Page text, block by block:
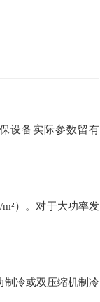
设备实际参数留有
）。对于大功率发
冷或双压缩机制冷